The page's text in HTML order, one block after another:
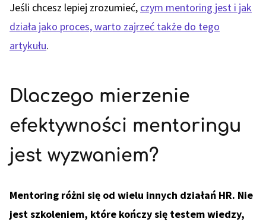
Jeśli chcesz lepiej zrozumieć, czym mentoring jest i jak
działa jako proces, warto zajrzeć także do tego
artykułu.
Dlaczego mierzenie
efektywności mentoringu
jest wyzwaniem?
Mentoring różni się od wielu innych działań HR. Nie
jest szkoleniem, które kończy się testem wiedzy,